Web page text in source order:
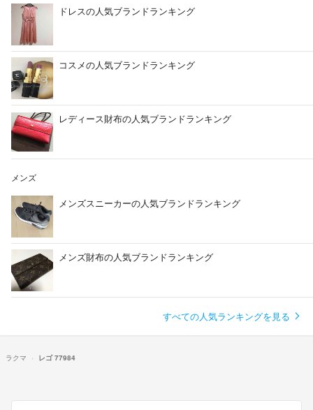
ドレスの人気ブランドランキング
コスメの人気ブランドランキング
レディース財布の人気ブランドランキング
メンズ
メンズスニーカーの人気ブランドランキング
メンズ財布の人気ブランドランキング
すべての人気ランキングを見る
ラクマ レゴ 77984